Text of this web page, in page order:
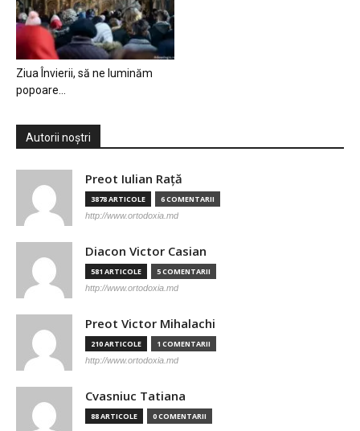
Ziua Învierii, să ne luminăm
popoare…
Autorii noștri
Preot Iulian Raţă
3878 ARTICOLE 6 COMENTARII
http://www.ortodoxia.md
Diacon Victor Casian
581 ARTICOLE 5 COMENTARII
http://www.ortodoxia.md
Preot Victor Mihalachi
210 ARTICOLE 1 COMENTARII
http://www.ortodoxia.md
Cvasniuc Tatiana
88 ARTICOLE 0 COMENTARII